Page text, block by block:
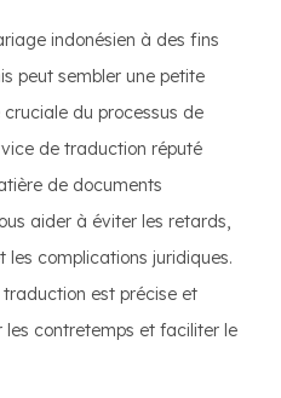
indonésien à des fins
peut sembler une petite
du processus de
de traduction réputé
de documents
aider à éviter les retards,
les complications juridiques.
est précise et
les contretemps et faciliter le